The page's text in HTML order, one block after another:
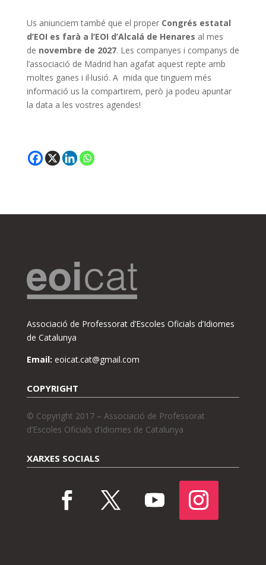
Us aniunciem també que el proper Congrés estatal
d’EOI es farà a l’EOI d’Alcalá de Henares al mes
de novembre de 2027. Les companyes i companys de
l’associació de Madrid han agafat aquest repte amb
moltes ganes i il·lusió. A mida que tinguem més
informació us la compartirem, però ja podeu apuntar
la data a les vostres agendes!
Associació de Professorat d’Escoles Oficials d’Idiomes
de Catalunya
Email: eoicat.cat@gmail.com
COPYRIGHT
© Copyright 2017 – Associació de Professorat
d’Escoles Oficials d’Idiomes de Catalunya
XARXES SOCIALS